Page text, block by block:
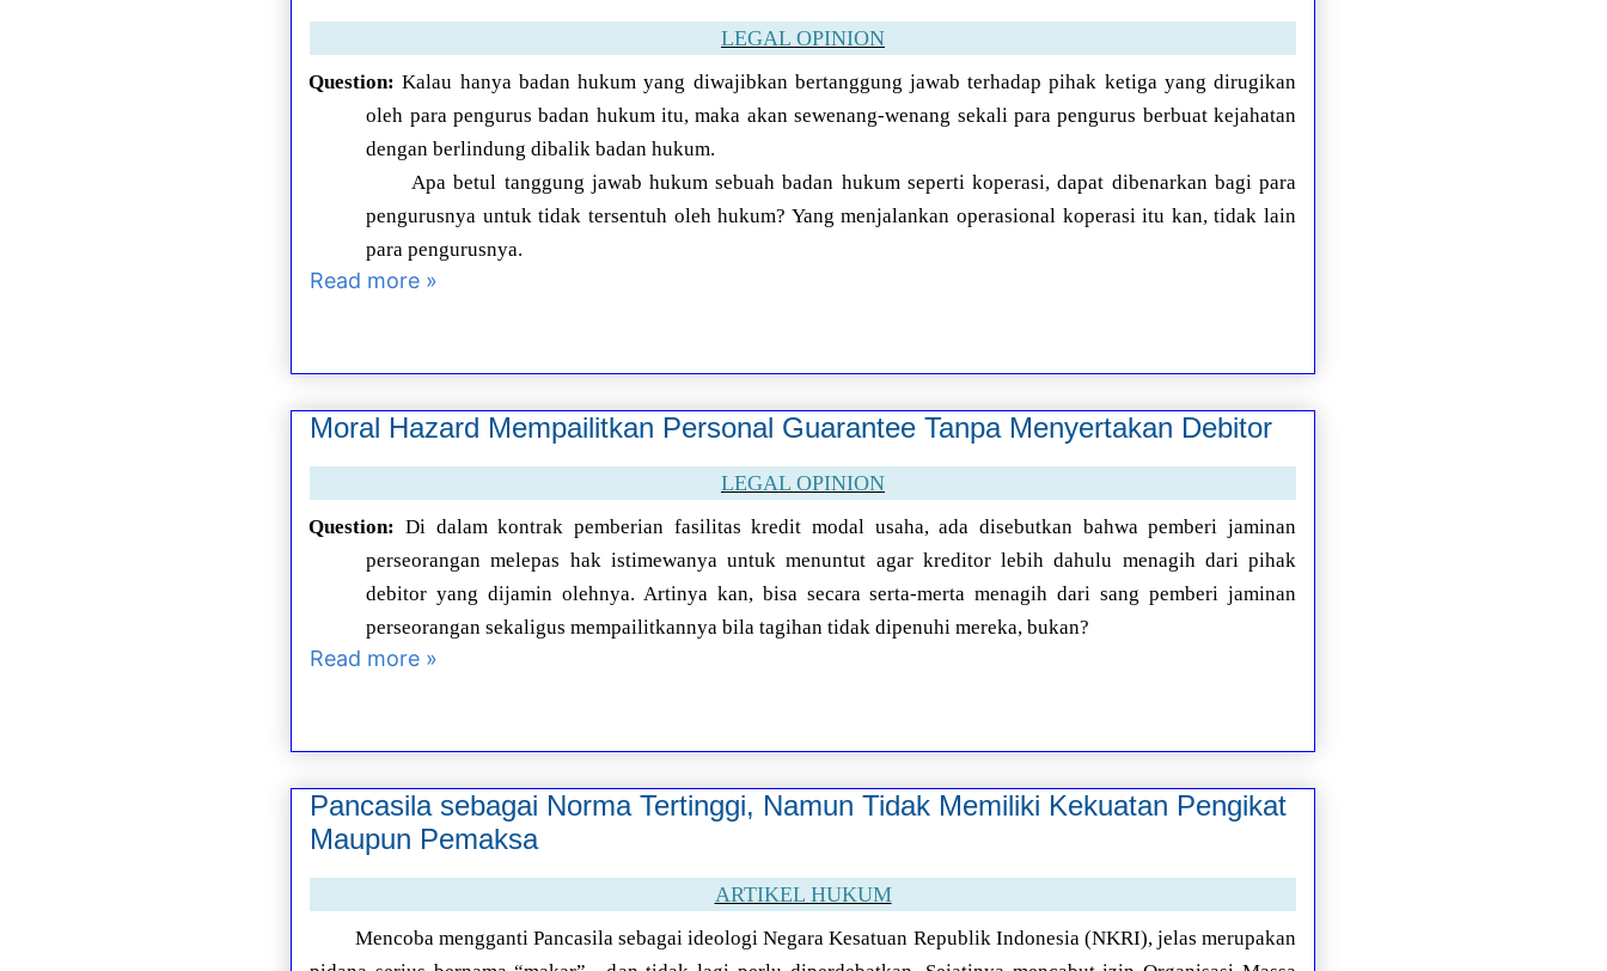
LEGAL OPINION
Question: Kalau hanya badan hukum yang diwajibkan bertanggung jawab terhadap pihak ketiga yang dirugikan
oleh para pengurus badan hukum itu, maka akan sewenang-wenang sekali para pengurus berbuat kejahatan
dengan berlindung dibalik badan hukum.
Apa betul tanggung jawab hukum sebuah badan hukum seperti koperasi, dapat dibenarkan bagi para
pengurusnya untuk tidak tersentuh oleh hukum? Yang menjalankan operasional koperasi itu kan, tidak lain
para pengurusnya.
Read more »
Moral Hazard Mempailitkan Personal Guarantee Tanpa Menyertakan Debitor
LEGAL OPINION
Question: Di dalam kontrak pemberian fasilitas kredit modal usaha, ada disebutkan bahwa pemberi jaminan
perseorangan melepas hak istimewanya untuk menuntut agar kreditor lebih dahulu menagih dari pihak
debitor yang dijamin olehnya. Artinya kan, bisa secara serta-merta menagih dari sang pemberi jaminan
perseorangan sekaligus mempailitkannya bila tagihan tidak dipenuhi mereka, bukan?
Read more »
Pancasila sebagai Norma Tertinggi, Namun Tidak Memiliki Kekuatan Pengikat
Maupun Pemaksa
ARTIKEL HUKUM
Mencoba mengganti Pancasila sebagai ideologi Negara Kesatuan Republik Indonesia (NKRI), jelas merupakan